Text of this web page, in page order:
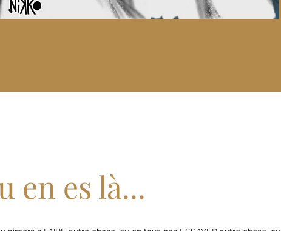
en es là...